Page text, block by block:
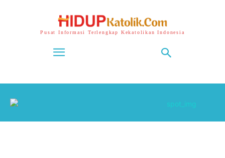
Pusat Informasi Terlengkap Kekatolikan Indonesia